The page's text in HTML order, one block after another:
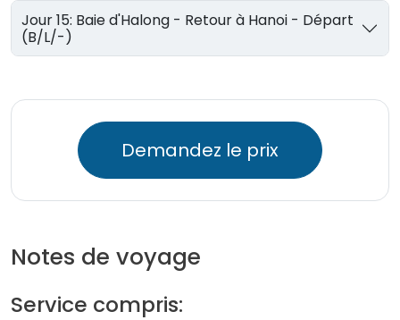
Jour 15: Baie d'Halong - Retour à Hanoi - Départ
(B/L/-)
Demandez le prix
Notes de voyage
Service compris: